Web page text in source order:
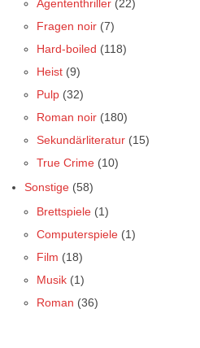
Agententhriller (22)
Fragen noir (7)
Hard-boiled (118)
Heist (9)
Pulp (32)
Roman noir (180)
Sekundärliteratur (15)
True Crime (10)
Sonstige (58)
Brettspiele (1)
Computerspiele (1)
Film (18)
Musik (1)
Roman (36)